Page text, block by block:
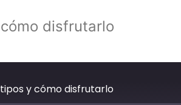
disfrutarlo
y cómo disfrutarlo